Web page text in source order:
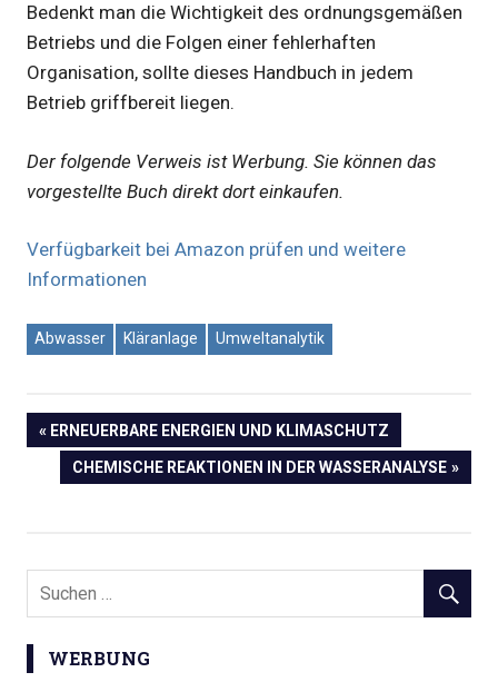
Bedenkt man die Wichtigkeit des ordnungsgemäßen
Betriebs und die Folgen einer fehlerhaften
Organisation, sollte dieses Handbuch in jedem
Betrieb griffbereit liegen.
Der folgende Verweis ist Werbung. Sie können das
vorgestellte Buch direkt dort einkaufen.
Verfügbarkeit bei Amazon prüfen und weitere
Informationen
Abwasser Kläranlage Umweltanalytik
Beitragsnavigation
VORHERIGER
BEITRAG:
ERNEUERBARE ENERGIEN UND KLIMASCHUTZ
NÄCHSTER
CHEMISCHE REAKTIONEN IN DER WASSERANALYSE
WERBUNG